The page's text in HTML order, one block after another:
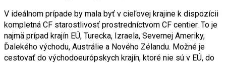
V ideálnom prípade by mala byť v cieľovej krajine k dispozícii
kompletná CF starostlivosť prostredníctvom CF centier. To je
najmä prípad krajín EÚ, Turecka, Izraela, Severnej Ameriky,
Ďalekého východu, Austrálie a Nového Zélandu. Možné je
cestovať do východoeurópskych krajín, ktoré nie sú v EÚ, do